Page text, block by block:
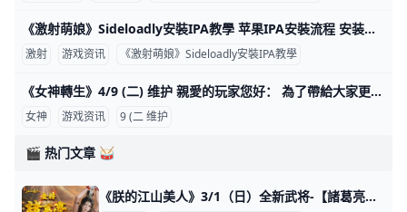
《激射萌娘》Sideloadly安裝IPA教學 苹果IPA安裝流程 安装前准备工作：* 建议使用WIN10 以上安装* 安装苹果 iTunes 下载位置 (MAC版无须安装)* 下载对应版本 Sideloadly 。 *【激射萌娘】IPA
激射 游戏资讯 《激射萌娘》Sideloadly安裝IPA教學
《女神轉生》4/9 (二) 维护 親愛的玩家您好： 為了帶給大家更優質的遊戲體驗，我們將於4月9日(週二)09:00-15:00 進行伺服器更新維護作業 請於維護前提早做好離線準備
女神 游戏资讯 9 (二 维护
🎬 热门文章 🥁
《朕的江山美人》3/1（日）全新武将-【諸葛亮】 亲爱的君主们： 我们特别准备了系列活动与超值礼包，等你来参与！ 开始时间 UTC 2026/3/1 0:00 结束时间 UTC 2026/3/15 23:59 【活动介绍】 1.白色情人节採集 活动期间，在世界场景採